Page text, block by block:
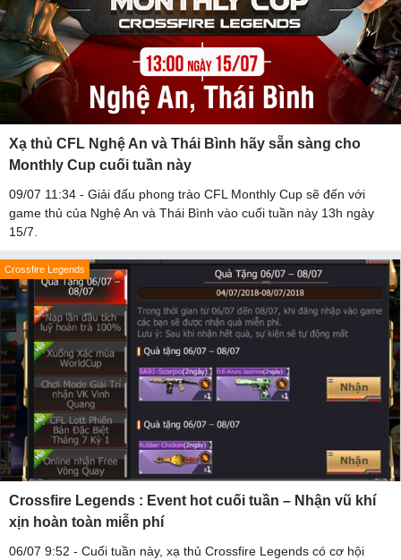
Xạ thủ CFL Nghệ An và Thái Bình hãy sẵn sàng cho
Monthly Cup cuối tuần này
09/07 11:34 - Giải đấu phong trào CFL Monthly Cup sẽ đến với
game thủ của Nghệ An và Thái Bình vào cuối tuần này 13h ngày
15/7.
Crossfire Legends
Crossfire Legends : Event hot cuối tuần – Nhận vũ khí
xịn hoàn toàn miễn phí
06/07 9:52 - Cuối tuần này, xạ thủ Crossfire Legends có cơ hội